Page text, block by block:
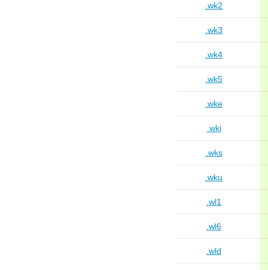
.wk2
.wk3
.wk4
.wk5
.wke
.wki
.wks
.wku
.wl1
.wl6
.wld